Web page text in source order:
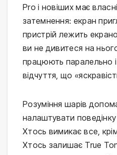
Pro і новіших має
затемнення: екран
пристрій лежить
ви не дивитеся на
працюють паралельно
відчуття, що
Розуміння шарів
налаштувати
Хтось вимикає все,
Хтось залишає True